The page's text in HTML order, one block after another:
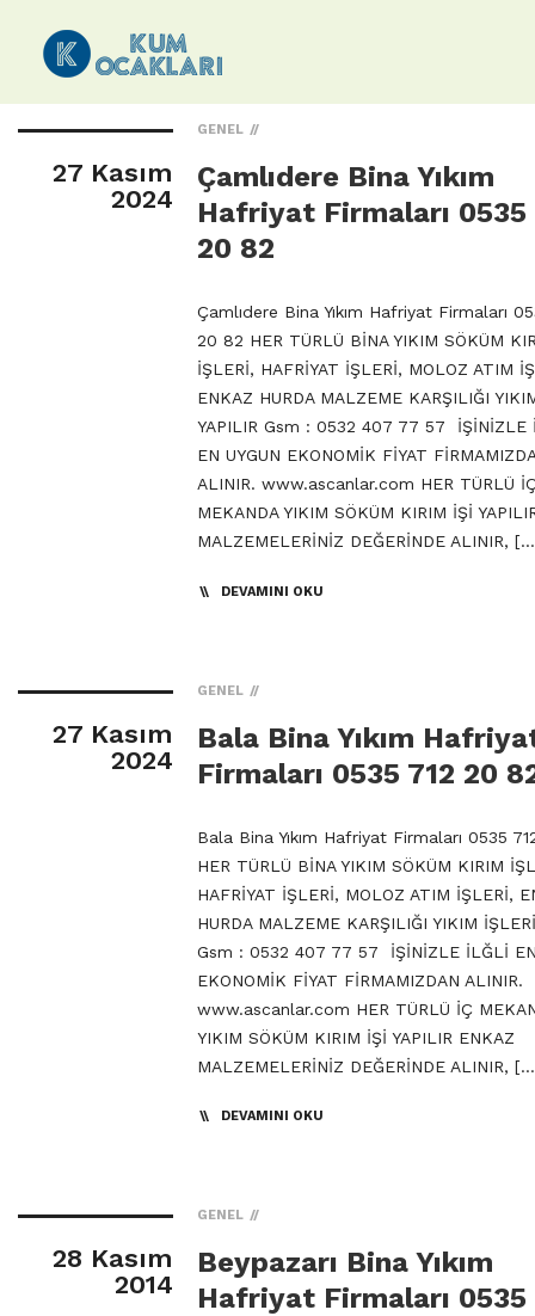
27 Kasım
2024
GENEL
Çamlıdere Bina Yıkım
Hafriyat Firmaları 0535
20 82
Çamlıdere Bina Yıkım Hafriyat Firmaları
20 82 HER TÜRLÜ BİNA YIKIM SÖKÜM
İŞLERİ, HAFRİYAT İŞLERİ, MOLOZ ATIM
ENKAZ HURDA MALZEME KARŞILIĞI
YAPILIR Gsm : 0532 407 77 57 İŞİNİZLE
EN UYGUN EKONOMİK FİYAT
ALINIR. www.ascanlar.com HER TÜRLÜ
MEKANDA YIKIM SÖKÜM KIRIM İŞİ
MALZEMELERİNİZ DEĞERİNDE ALINIR,
DEVAMINI OKU
27 Kasım
2024
GENEL
Bala Bina Yıkım
Firmaları 0535 712 20
Bala Bina Yıkım Hafriyat Firmaları 0535
HER TÜRLÜ BİNA YIKIM SÖKÜM KIRIM
HAFRİYAT İŞLERİ, MOLOZ ATIM İŞLERİ,
HURDA MALZEME KARŞILIĞI YIKIM
Gsm : 0532 407 77 57 İŞİNİZLE İLĞLİ EN
EKONOMİK FİYAT FİRMAMIZDAN ALINIR.
www.ascanlar.com HER TÜRLÜ İÇ
YIKIM SÖKÜM KIRIM İŞİ YAPILIR ENKAZ
MALZEMELERİNİZ DEĞERİNDE ALINIR,
DEVAMINI OKU
28 Kasım
2014
GENEL
Beypazarı Bina Yıkım
Hafriyat Firmaları 0535